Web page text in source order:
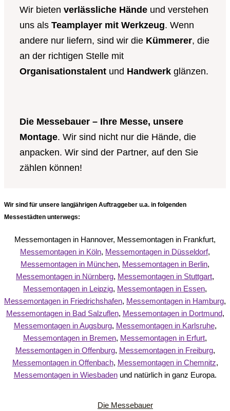
Wir bieten verlässliche Hände und verstehen
uns als Teamplayer mit Werkzeug. Wenn
andere nur liefern, sind wir die Kümmerer, die
an der richtigen Stelle mit
Organisationstalent und Handwerk glänzen.
Die Messebauer – Ihre Messe, unsere
Montage. Wir sind nicht nur die Hände, die
anpacken. Wir sind der Partner, auf den Sie
zählen können!
Wir sind für unsere langjährigen Auftraggeber u.a. in folgenden
Messestädten unterwegs:
Messemontagen in Hannover, Messemontagen in Frankfurt,
Messemontagen in Köln, Messemontagen in Düsseldorf,
Messemontagen in München, Messemontagen in Berlin,
Messemontagen in Nürnberg, Messemontagen in Stuttgart,
Messemontagen in Leipzig, Messemontagen in Essen,
Messemontagen in Friedrichshafen, Messemontagen in Hamburg,
Messemontagen in Bad Salzuflen, Messemontagen in Dortmund,
Messemontagen in Augsburg, Messemontagen in Karlsruhe,
Messemontagen in Bremen, Messemontagen in Erfurt,
Messemontagen in Offenburg, Messemontagen in Freiburg,
Messemontagen in Offenbach, Messemontagen in Chemnitz,
Messemontagen in Wiesbadenund natürlich in ganz Europa.
Die Messebauer